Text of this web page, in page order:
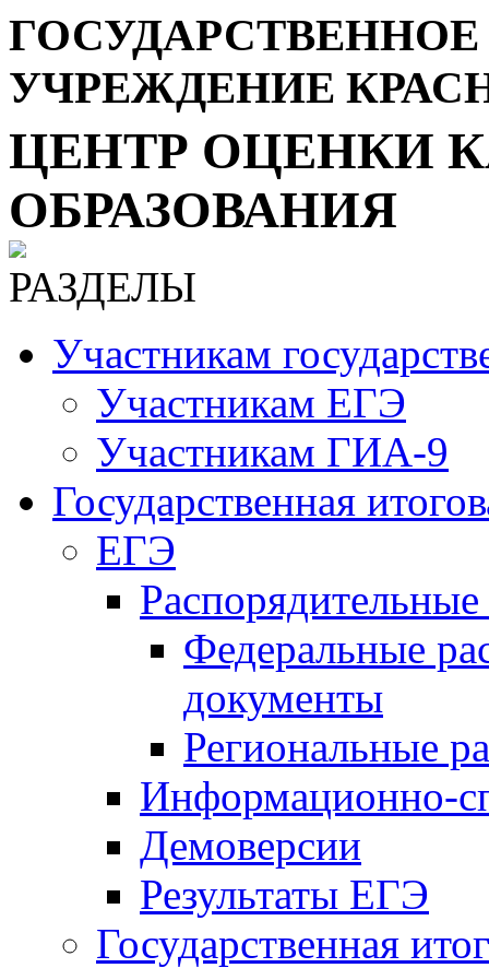
УЧРЕЖДЕНИЕ
ЦЕНТР ОЦЕНКИ
ОБРАЗОВАНИЯ
РАЗДЕЛЫ
Участникам
Участникам ЕГЭ
Участникам ГИА-9
Государственная
ЕГЭ
Федеральные
документы
Региональные
Информационно-
Демоверсии
Результаты ЕГЭ
Государственная